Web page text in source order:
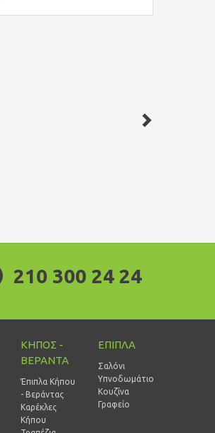
210 300 24 24
ΚΗΠΟΣ -
ΒΕΡΑΝΤΑ
Έπιπλα Κήπου
- Βεράντας
Καρέκλες
Κήπου
ΕΠΙΠΛΑ
Σαλόνι
Υπνοδωμάτιο
Κουζίνα
Γραφείο